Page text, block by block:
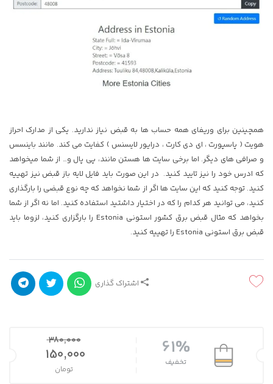
همچینین برای وریفای همه حساب ها به قبض نیاز ندارید. یکی از مدارک احراز
هویت ( پاسپورت ، ای دی کارت ، درایور لایسنس ) کفایت می کند. مانند باینسس
و صرافی های دیگر. اما برخی سایت ها هستن مانند، پی پال و… از شما میخواهد
که ادرس خود را نیز تایید کنید. در این صورت باید فایل لایه باز قبض نیز تهییه
کنید. توجه کنید که این سایت ها اگر از شما نخواهد که چه نوع قبضی را بارگذاری
کنید، می توانید هر کدام را که در اختیار داشتید استفاده کنید. اما نه اگر از شما
بخواهد که مثال قبض برق کشور استونی Estonia را بارگزاری کنید، لزوما باید
قبض برق استونی Estonia را تهییه کنید.
اشتراک گذاری
61%
تخفیف
380,000
قیمت اصلی 380,000 تومان بود.
150,000
تومان